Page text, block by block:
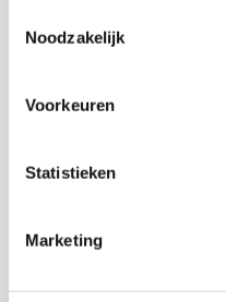
Noodzakelijk
Voorkeuren
Statistieken
Marketing
Onderzoekers